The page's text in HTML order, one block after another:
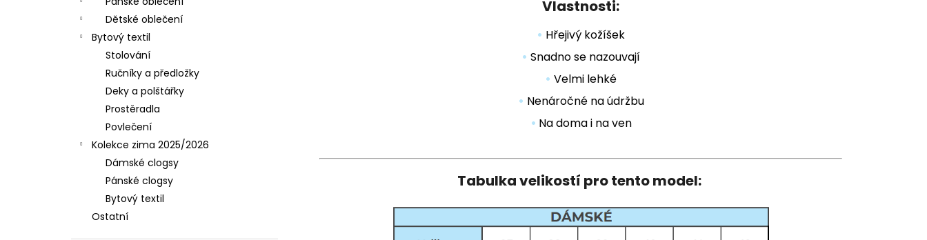
Dětské oblečení
Bytový textil
Stolování
Ručníky a předložky
Deky a polštářky
Prostěradla
Povlečení
Kolekce zima 2025/2026
Dámské clogsy
Pánské clogsy
Bytový textil
Ostatní
Vlastnosti:
• Hřejivý kožíšek
• Snadno se nazouvají
• Velmi lehké
• Nenáročné na údržbu
• Na doma i na ven
Tabulka velikostí pro tento model: